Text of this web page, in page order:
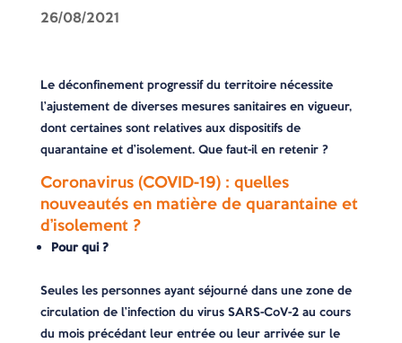
26/08/2021
Le déconfinement progressif du territoire nécessite
l’ajustement de diverses mesures sanitaires en vigueur,
dont certaines sont relatives aux dispositifs de
quarantaine et d’isolement. Que faut-il en retenir ?
Coronavirus (COVID-19) : quelles
nouveautés en matière de quarantaine et
d’isolement ?
Pour qui ?
Seules les personnes ayant séjourné dans une zone de
circulation de l’infection du virus SARS-CoV-2 au cours
du mois précédant leur entrée ou leur arrivée sur le